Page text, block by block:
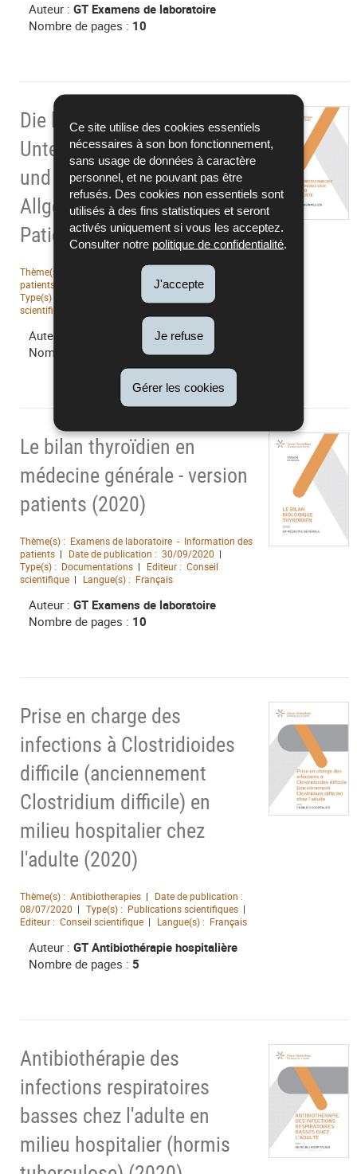
Ce site utilise des cookies essentiels
nécessaires à son bon fonctionnement,
sans usage de données à caractère
personnel, et ne pouvant pas être
refusés. Des cookies non essentiels sont
utilisés à des fins statistiques et seront
activés uniquement si vous les acceptez.
Consulter notre politique de confidentialité
J'accepte
Je refuse
Gérer les cookies
Auteur : GT Examens de laboratoire
Nombre de pages : 10
Die labormedizinische
Untersuchung der Leber-
und Gallenwerte in der
Allgemeinmedizin -
Patienteninformation (2020)
Thème(s) :
Examens de laboratoire - Information des
patients
Date de publication :30/09/2020
Type(s) :
Conseil
scientifique
Auteur :
GT Examens de laboratoire
Nombre de pages :
Le bilan thyroïdien en
médecine générale - version
patients (2020)
Thème(s) : Examens de laboratoire - Information des
patients
Date de publication : 30/09/2020
Type(s) : Documentations Editeur : Conseil
scientifique
Langue(s) : Français
Auteur : GT Examens de laboratoire
Nombre de pages : 10
Prise en charge des
infections à Clostridioides
difficile (anciennement
Clostridium difficile) en
milieu hospitalier chez
l'adulte (2020)
Thème(s) : Antibiotherapies
Date de publication :
08/07/2020
Type(s) : Publications scientifiques
Editeur : Conseil scientifique Langue(s) : Français
Auteur : GT Antibiothérapie hospitalière
Nombre de pages : 5
Antibiothérapie des
infections respiratoires
basses chez l'adulte en
milieu hospitalier (hormis